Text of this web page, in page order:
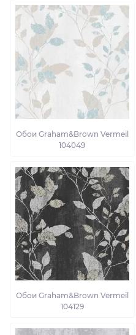
Обои Graham&Brown Vermeil
104049
Обои Graham&Brown Vermeil
104129